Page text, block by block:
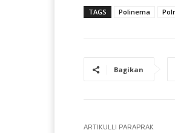
TAGS Polinema
Bagikan
ARTIKULLI PARAPRAK